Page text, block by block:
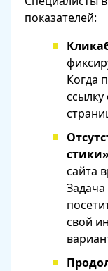
показателей:
Когда
сайта
свой